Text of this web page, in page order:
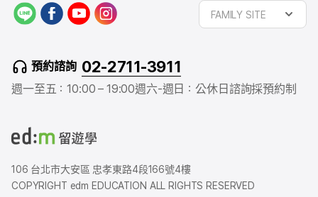
L
f
a
b
o
y
o
u
e
a
r
FAMILY SITE
預約諮詢 02-2711-3911
週一至五：10:00 – 19:00週六-週日：公休日 諮詢採預約制
106 台北市大安區 忠孝東路4段166號4樓
COPYRIGHT edm EDUCATION ALL RIGHTS RESERVED